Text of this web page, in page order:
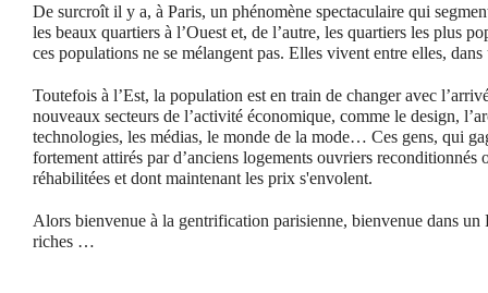
De surcroît il y a, à Paris, un phénomène spectaculaire qui
les beaux quartiers à l’Ouest et, de l’autre, les quartiers les plus
ces populations ne se mélangent pas. Elles vivent entre elles,
Toutefois à l’Est, la population est en train de changer avec
nouveaux secteurs de l’activité économique, comme le design,
technologies, les médias, le monde de la mode… Ces gens, qui
fortement attirés par d’anciens logements ouvriers reconditionnés
réhabilitées et dont maintenant les prix s'envolent.
Alors bienvenue à la gentrification parisienne, bienvenue dans un
riches …